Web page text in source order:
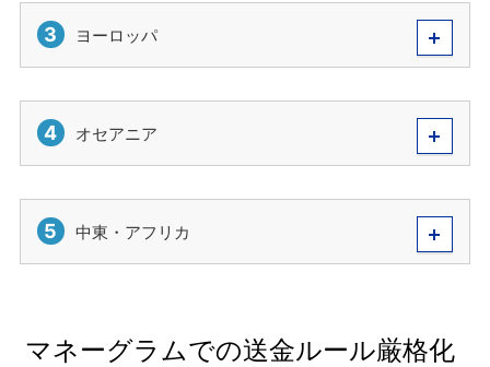
3 ヨーロッパ
4 オセアニア
5 中東・アフリカ
マネーグラムでの送金ルール厳格化